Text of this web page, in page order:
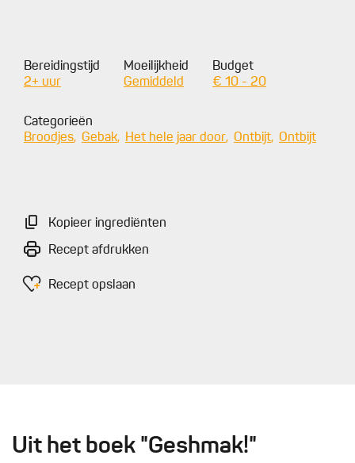
Bereidingstijd
2+ uur
Moeilijkheid
Gemiddeld
Budget
€ 10 - 20
Categorieën
Broodjes
Gebak Het hele jaar door Ontbijt Ontbijt
Kopieer ingrediënten
Recept afdrukken
Recept opslaan
Uit het boek "Geshmak!"